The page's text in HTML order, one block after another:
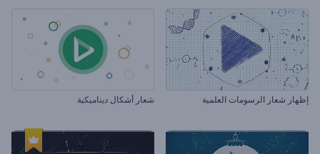
إظهار شعار الرسومات العلمية شعار أشكال ديناميكية